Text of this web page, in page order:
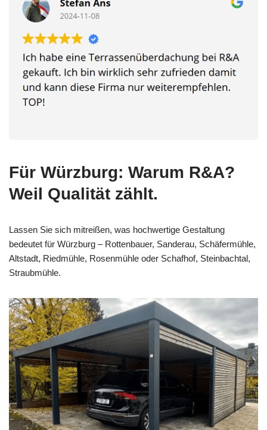
Für Würzburg: Warum R&A?
Weil Qualität zählt.
Lassen Sie sich mitreißen, was hochwertige Gestaltung
bedeutet für Würzburg – Rottenbauer, Sanderau, Schäfermühle,
Altstadt, Riedmühle, Rosenmühle oder Schafhof, Steinbachtal,
Straubmühle.